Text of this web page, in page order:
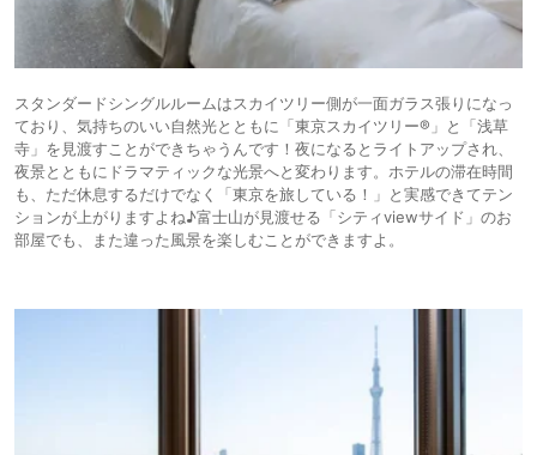
スタンダードシングルルームはスカイツリー側が一面ガラス張りになっ
ており、気持ちのいい自然光とともに「東京スカイツリー®」と「浅草
寺」を見渡すことができちゃうんです！夜になるとライトアップされ、
夜景とともにドラマティックな光景へと変わります。ホテルの滞在時間
も、ただ休息するだけでなく「東京を旅している！」と実感できてテン
ションが上がりますよね♪富士山が見渡せる「シティviewサイド」のお
部屋でも、また違った風景を楽しむことができますよ。